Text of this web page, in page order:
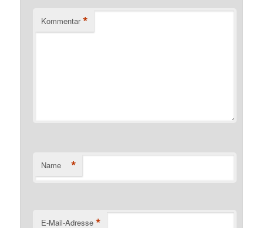
Kommentar *
Name *
E-Mail-Adresse *